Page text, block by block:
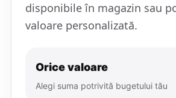
disponibile în magazin sau
valoare personalizată.
Orice valoare
Alegi suma potrivită bugetului tău